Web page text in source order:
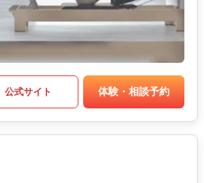
公式サイト 体験・相談予約